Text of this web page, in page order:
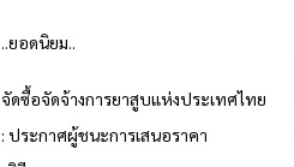
..ยอดนิยม..
จัดซื้อจัดจ้างการยาสูบแห่งประเทศไทย
: ประกาศผู้ชนะการเสนอราคา